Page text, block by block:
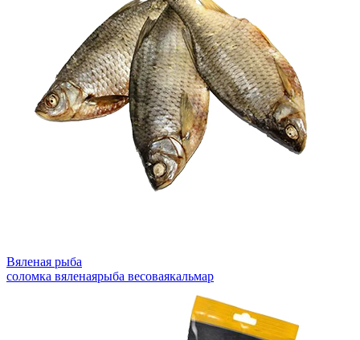
Вяленая рыба
соломка вяленаярыба весоваякальмар